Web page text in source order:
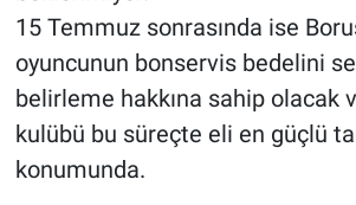
15 Temmuz sonrasında ise
oyuncunun bonservis bedelini
belirleme hakkına sahip olacak
kulübü bu süreçte eli en güçlü
konumunda.